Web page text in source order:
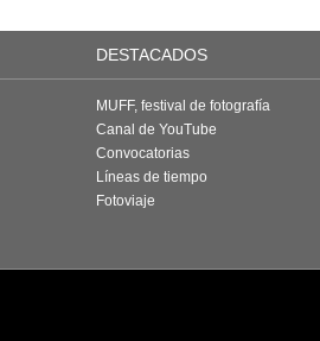
DESTACADOS
MUFF, festival de fotografía
Canal de YouTube
Convocatorias
Líneas de tiempo
Fotoviaje